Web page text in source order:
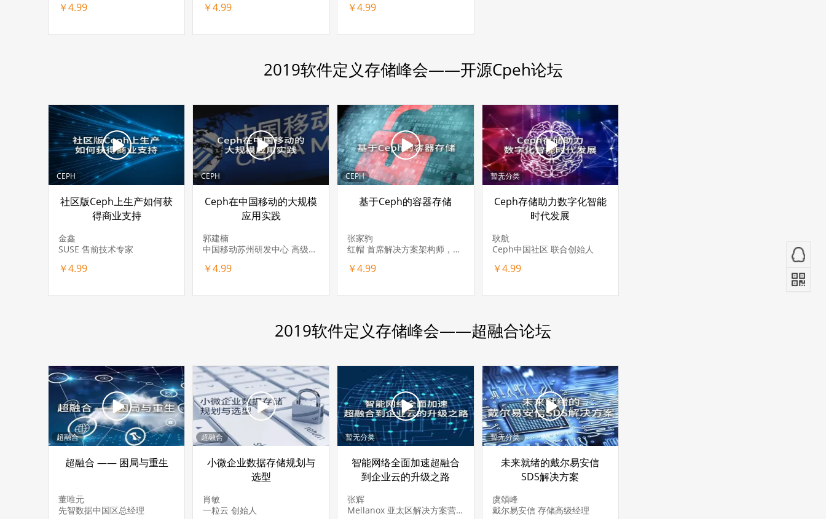
￥4.99 ￥4.99 ￥4.99
2019软件定义存储峰会——开源Cpeh论坛
CEPH
社区版Ceph上生产如何获
得商业支持
金鑫
SUSE 售前技术专家
￥4.99
CEPH
Ceph在中国移动的大规模
应用实践
郭建楠
中国移动苏州研发中心 高级软件开发工程师
￥4.99
CEPH
基于Ceph的容器存储
张家驹
红帽 首席解决方案架构师，Ceph 社区成员
￥4.99
暂无分类
Ceph存储助力数字化智能
时代发展
耿航
Ceph中国社区 联合创始人
￥4.99
2019软件定义存储峰会——超融合论坛
超融合
超融合 —— 困局与重生
董唯元
先智数据中国区总经理
超融合
小微企业数据存储规划与
选型
肖敏
一粒云 创始人
暂无分类
智能网络全面加速超融合
到企业云的升级之路
张辉
Mellanox 亚太区解决方案营销总监
暂无分类
未来就绪的戴尔易安信
SDS解决方案
虞頌峰
戴尔易安信 存储高级经理